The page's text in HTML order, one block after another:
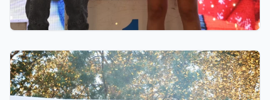
GRAND TOUR BIATHLON финалы Астанада
қалай өтті: 10 миллион теңгелік жүлде қоры,
Ербол Хамитовтың сыйақысы және хрустальді